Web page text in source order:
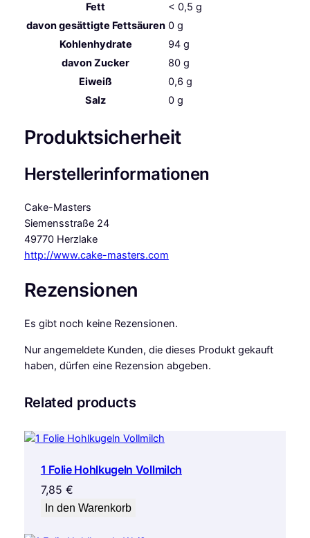
Fett
< 0,5 g
davongesättigte Fettsäuren 0 g
Kohlenhydrate
94 g
davonZucker 80 g
Eiweiß
0,6 g
Salz
0 g
Produktsicherheit
Herstellerinformationen
Cake-Masters
Siemensstraße 24
49770 Herzlake
http://www.cake-masters.com
Rezensionen
Es gibt noch keine Rezensionen.
Nur angemeldete Kunden, die dieses Produkt gekauft
haben, dürfen eine Rezension abgeben.
Related products
1 Folie Hohlkugeln Vollmilch
7,85 €
In den Warenkorb